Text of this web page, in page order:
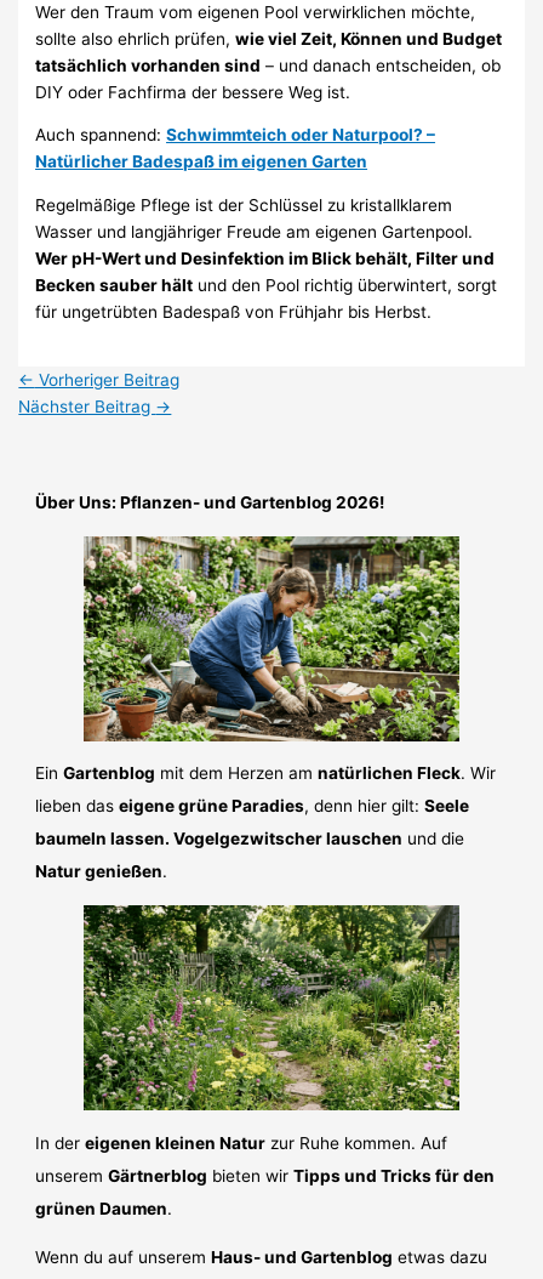
Wer den Traum vom eigenen Pool verwirklichen möchte,
sollte also ehrlich prüfen,wie viel Zeit, Können und Budget
tatsächlich vorhanden sind – und danach entscheiden, ob
DIY oder Fachfirma der bessere Weg ist.
Auch spannend:Schwimmteich oder Naturpool? –
Natürlicher Badespaß im eigenen Garten
Regelmäßige Pflege ist der Schlüssel zu kristallklarem
Wasser und langjähriger Freude am eigenen Gartenpool.
Wer pH-Wert und Desinfektion im Blick behält, Filter und
Becken sauber hält und den Pool richtig überwintert, sorgt
für ungetrübten Badespaß von Frühjahr bis Herbst.
← Vorheriger Beitrag
Nächster Beitrag →
Über Uns: Pflanzen- und Gartenblog 2026!
EinGartenblog mit dem Herzen amnatürlichen Fleck. Wir
lieben daseigene grüne Paradies, denn hier gilt:Seele
baumeln lassen. Vogelgezwitscher lauschen und die
Natur genießen.
In dereigenen kleinen Natur zur Ruhe kommen. Auf
unseremGärtnerblog bieten wirTipps und Tricks für den
grünen Daumen.
Wenn du auf unseremHaus- und Gartenblog etwas dazu